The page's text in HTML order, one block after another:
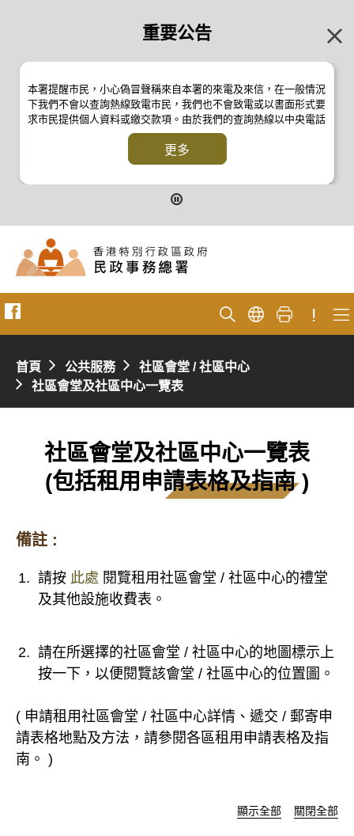
重要公告
本署提醒市民，小心偽冒聲稱來自本署的來電及來信，在一般情況
下我們不會以查詢熱線致電市民，我們也不會致電或以書面形式要
求市民提供個人資料或繳交款項。由於我們的查詢熱線以中央電話
系統操作，本署的來電不會顯示電話號碼 2835 2500 。如有疑
問，應與本署職員核實或向警方反詐騙協調中心
詢熱線 18222 查詢。詳情請瀏覽以下新聞公報：
二零一九年七月二十六日的新聞公報
二零一七年四月二十八日的新聞公報
二零一七年四月五日的新聞公報
更多
!
首頁 公共服務
社區會堂 / 社區中心
社區會堂及社區中心一覽表
社區會堂及社區中心一覽表
(包括租用申請表格及指南 )
備註 :
請按 此處 閱覽租用社區會堂 / 社區中心的禮堂
及其他設施收費表。
請在所選擇的社區會堂 / 社區中心的地圖標示上
按一下，以便閱覽該會堂 / 社區中心的位置圖。
( 申請租用社區會堂 / 社區中心詳情、遞交 / 郵寄申
請表格地點及方法，請參閱各區租用申請表格及指
南。 )
顯示全部 關閉全部